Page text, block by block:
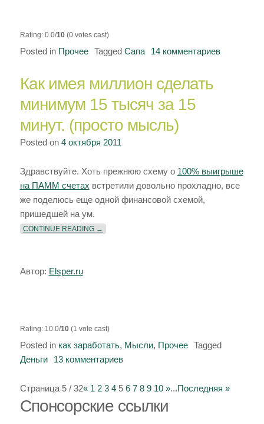
Rating: 0.0/10(0 votes cast)
Posted in Прочее Tagged Сапа 14 комментариевк
работах
с
Как имея миллион сделать
минимум 15 тысяч за 15
минут. (просто мысль)
Posted on 4 октября 2011
Здравствуйте. Хоть прежнюю схему о 100% выигрыше
на ПАММ счетах встретили довольно прохладно, все
же поделюсь еще одной финансовой схемой,
пришедшей на ум.
CONTINUE READING «КАК ИМЕЯ МИЛЛИОН СДЕЛАТЬ МИНИМУМ 15
→
Автор: Elsper.ru
Rating: 10.0/10(1 vote cast)
Posted in как заработать, Мысли, Прочее
Tagged
Деньги
13 комментариевк
Как
имея
Страница 5 / 32«1 2 3 4 56 7 8 9 10 »...Последняя »
Спoнcopcкиe ссылки